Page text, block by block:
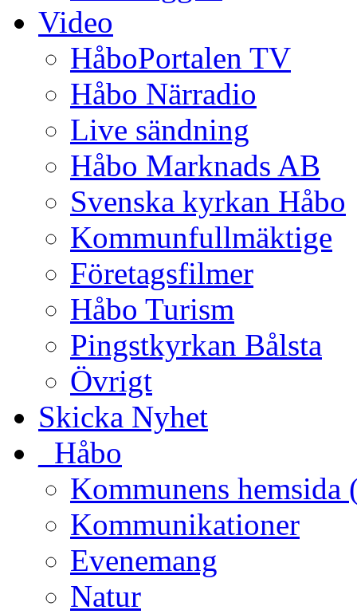
Video
HåboPortalen TV
Håbo Närradio
Live sändning
Håbo Marknads AB
Svenska kyrkan Håbo
Kommunfullmäktige
Företagsfilmer
Håbo Turism
Pingstkyrkan Bålsta
Övrigt
Skicka Nyhet
_Håbo
Kommunens hemsida
Kommunikationer
Evenemang
Natur